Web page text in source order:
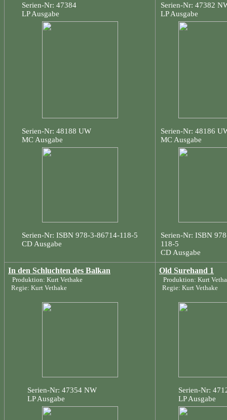
Serien-Nr: 47384
LP Ausgabe
Serien-Nr: 48188 UW
MC Ausgabe
Serien-Nr: ISBN 978-3-86714-118-5
CD Ausgabe
Serien-Nr: 47382
LP Ausgabe
Serien-Nr: 48186
MC Ausgabe
Serien-Nr: ISBN
118-5
CD Ausgabe
In den Schluchten des Balkan
Produktion: Kurt Vethake
Regie: Kurt Vethake
Serien-Nr: 47354 NW
LP Ausgabe
Old Surehand 1
Produktion: Kurt
Regie: Kurt Vethake
Serien-Nr:
LP Ausgabe